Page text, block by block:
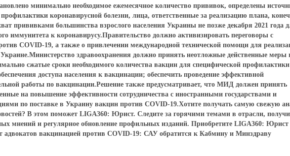
минимально необходимое ежемесячное количество прививок, определены
коронавирусной болезни, лица, ответственные за реализацию плана,
прививками большинства взрослого населения Украины не позже декабря 2021 года
иммунитета к коронавирусу.Правительство должно активизировать переговоры с
COVID-19, а также о привлечении международной технической помощи для
здравоохранения должно принять неотложные действенные меры
сжатые сроки необходимого количества вакцин для специфической профилактики
доступа населения к вакцинации; обеспечить проведение эффективной
работы по вакцинации.Решение также предусматривает, что МИД должен принять
на повышение эффективности сотрудничества с иностранными государствами и
по поставке в Украину вакцин против COVID-19.Хотите получать самую свежую
В этом поможет LIGA360: Юрист. Следите за горячими темами в отрасли,
мнений и регулярное обновление профильных изданий. Приобретите LIGA360:
адвокатов вакцинацией против COVID-19: САУ обратится к Кабмину и Минздраву